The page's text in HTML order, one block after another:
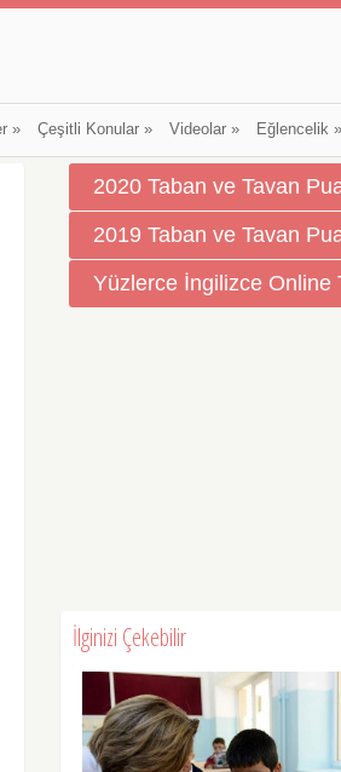
» Çeşitli Konular» Videolar» Eğlencelik»
2020 Taban ve Tavan
2019 Taban ve Tavan
Yüzlerce İngilizce Online
İlginizi Çekebilir